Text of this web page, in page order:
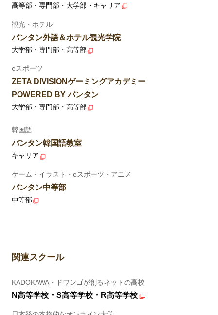
高等部・専門部・大学部・キャリア
観光・ホテル
バンタン外語＆ホテル観光学院
大学部・専門部・高等部
eスポーツ
ZETA DIVISIONゲーミングアカデミー
POWERED BY バンタン
大学部・専門部・高等部
韓国語
バンタン韓国語教室
キャリア
ゲーム・イラスト・eスポーツ・アニメ
バンタン中等部
中等部
関連スクール
KADOKAWA・ドワンゴが創るネットの高校
N高等学校・S高等学校・R高等学校